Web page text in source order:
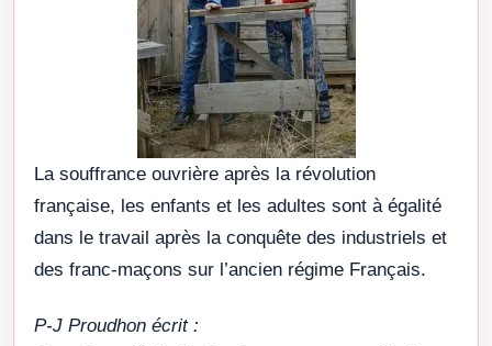
La souffrance ouvrière après la révolution
française, les enfants et les adultes sont à égalité
dans le travail après la conquête des industriels et
des franc-maçons sur l’ancien régime Français.
P-J Proudhon écrit :